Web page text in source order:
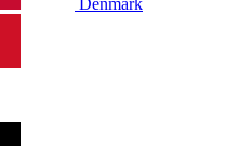
Denmark